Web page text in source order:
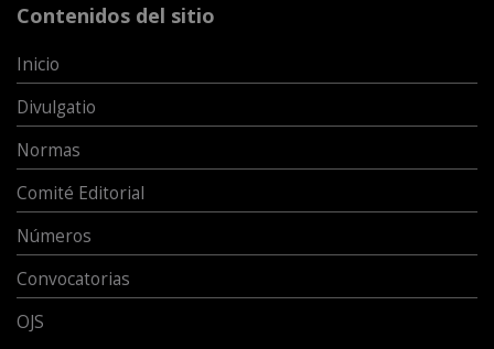
Contenidos del sitio
Inicio
Divulgatio
Normas
Comité Editorial
Números
Convocatorias
OJS